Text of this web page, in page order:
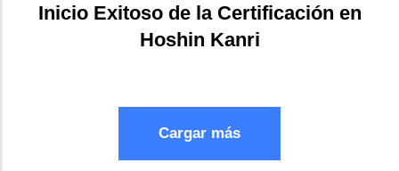
Inicio Exitoso de la Certificación en
Hoshin Kanri
Cargar más